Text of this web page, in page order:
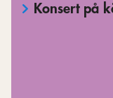
Konsert på